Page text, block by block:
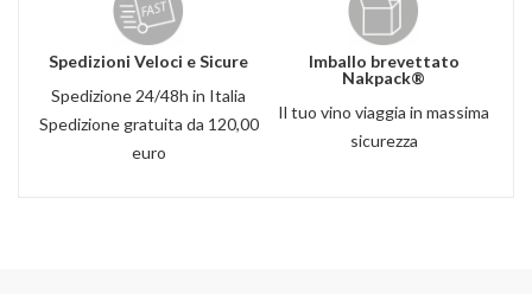
Spedizioni Veloci e Sicure
Spedizione 24/48h in Italia
Spedizione gratuita da 120,00
euro
Imballo brevettato
Nakpack®
Il tuo vino viaggia in massima
sicurezza